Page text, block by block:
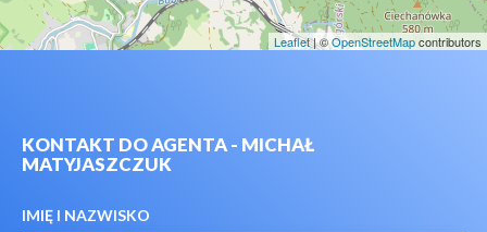
Leaflet| ©OpenStreetMapcontributors
KONTAKT DO AGENTA - MICHAŁ
MATYJASZCZUK
IMIĘ I NAZWISKO